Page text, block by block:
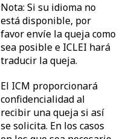
Nota: Si su idioma no
está disponible, por
favor envíe la queja como
sea posible e ICLEI hará
traducir la queja.
El ICM proporcionará
confidencialidad al
recibir una queja si así
se solicita. En los casos